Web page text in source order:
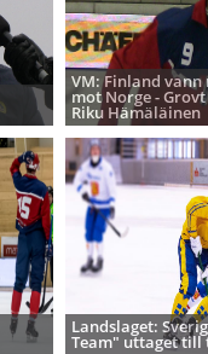
VM: Finland vann
mot Norge -
Riku Hämäläinen
Landslaget:
Team" uttaget till